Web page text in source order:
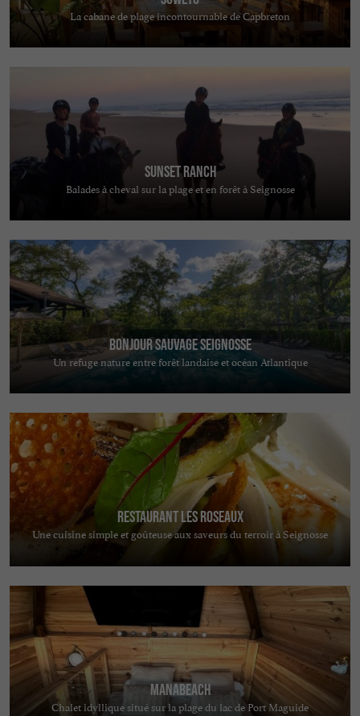
La cabane de plage incontournable de Capbreton
Sunset Ranch
Balades à cheval sur la plage et en forêt à Seignosse
Bonjour Sauvage Seignosse
Un refuge nature entre forêt landaise et océan Atlantique
Restaurant Les Roseaux
Une cuisine simple et goûteuse aux saveurs du terroir à Seignosse
MANABEACH
Chalet idyllique situé sur la plage du lac de Port Maguide